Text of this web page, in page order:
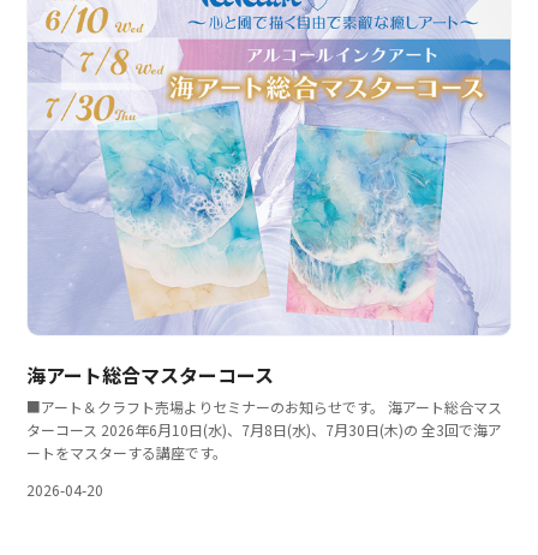
2026-04-20
海アート総合マスターコース
■アート＆クラフト売場よりセミナーのお知らせです。 海アート総合マス
ターコース 2026年6月10日(水)、7月8日(水)、7月30日(木)の 全3回で海ア
ートをマスターする講座です。